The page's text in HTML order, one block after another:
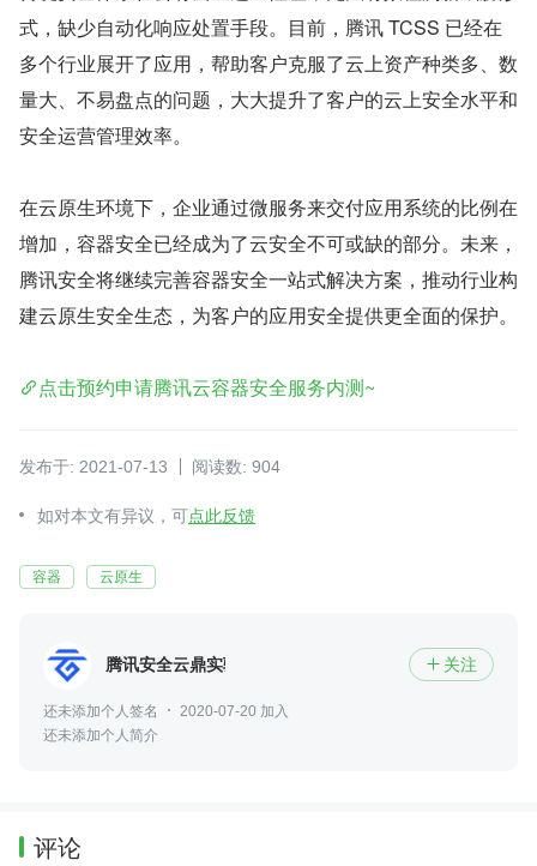
式，缺少自动化响应处置手段。目前，腾讯 TCSS 已经在
多个行业展开了应用，帮助客户克服了云上资产种类多、数
量大、不易盘点的问题，大大提升了客户的云上安全水平和
安全运营管理效率。
在云原生环境下，企业通过微服务来交付应用系统的比例在
增加，容器安全已经成为了云安全不可或缺的部分。未来，
腾讯安全将继续完善容器安全一站式解决方案，推动行业构
建云原生安全生态，为客户的应用安全提供更全面的保护。
点击预约申请腾讯云容器安全服务内测~
发布于: 2021-07-13 阅读数: 904
如对本文有异议，可点此反馈
容器 云原生
腾讯安全云鼎实验室  关注
还未添加个人签名
2020-07-20 加入
还未添加个人简介
评论